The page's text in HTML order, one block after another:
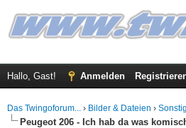
Hallo, Gast! Anmelden
Das Twingoforum... › Bilder & Dateien ›
Peugeot 206 - Ich hab da was